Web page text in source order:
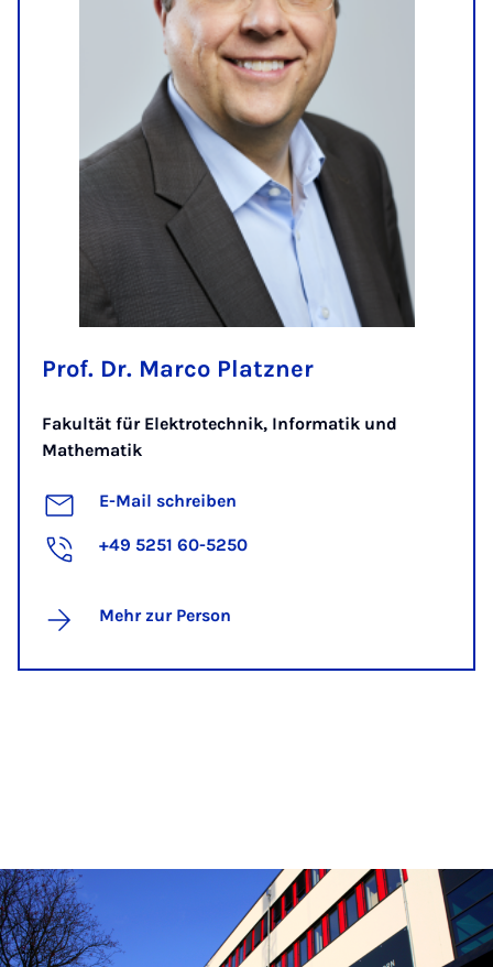
Prof. Dr. Marco Platzner
Fakultät für Elektrotechnik, Informatik und
Mathematik
E-Mail schreiben
+49 5251 60-5250
Mehr zur Person